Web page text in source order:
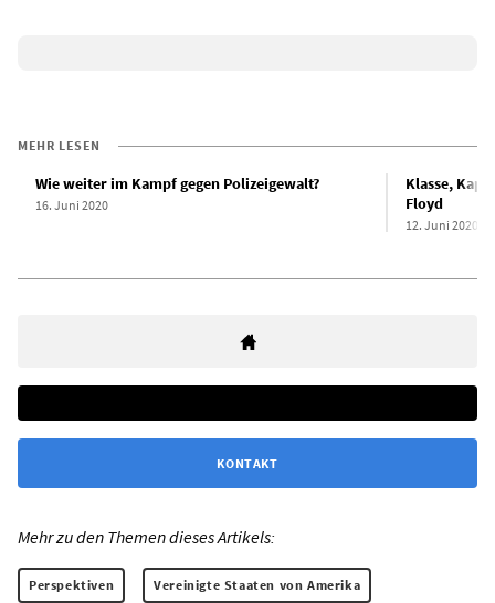
MEHR LESEN
Wie weiter im Kampf gegen Polizeigewalt?
16. Juni 2020
Klasse,
Floyd
12. Juni 2020
KONTAKT
Mehr zu den Themen dieses Artikels:
Perspektiven Vereinigte Staaten von Amerika